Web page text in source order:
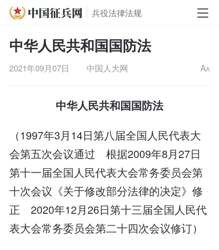
兵役法律法规
中华人民共和国国防法
2021年09月07日 中国人大网 AA
中华人民共和国国防法
（1997年3月14日第八届全国人民代表大
会第五次会议通过 根据2009年8月27日
第十一届全国人民代表大会常务委员会第
十次会议《关于修改部分法律的决定》修
正 2020年12月26日第十三届全国人民代
表大会常务委员会第二十四次会议修订）